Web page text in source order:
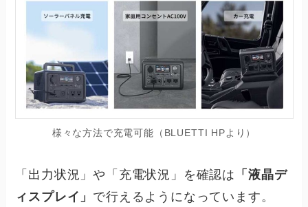
様々な方法で充電可能（BLUETTI HPより）
「出力状況」や「充電状況」を確認は 「液晶デ
ィスプレイ」 で行えるようになっています。